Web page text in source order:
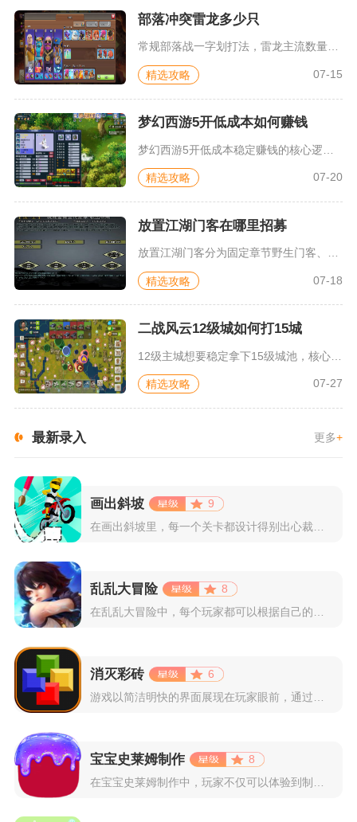
部落冲突雷龙多少只
常规部落战一字划打法，雷龙主流数量稳定在7到8只，高本冲三星...
精选攻略 07-15
梦幻西游5开低成本如何赚钱
精选攻略 07-20
放置江湖门客在哪里招募
精选攻略 07-18
二战风云12级城如何打15城
12级主城想要稳定拿下15级城池，核心方案是满配重装攻坚混合...
精选攻略 07-27
最新录入 更多+
画出斜坡
9
乱乱大冒险
8
消灭彩砖
6
宝宝史莱姆制作
8